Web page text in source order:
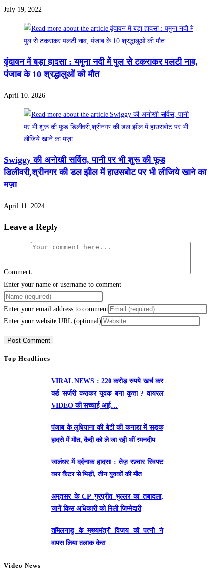
July 19, 2022
वृंदावन में बड़ा हादसा : यमुना नदी में पुल से टकराकर पलटी नाव,
पंजाब के 10 श्रद्धालुओं की मौत
April 10, 2026
Swiggy की अनोखी सर्विस, पानी पर भी शुरू की फूड
डिलीवरी,श्रीनगर की डल झील में हाउसबोट पर भी लीजिये खाने का
मज़ा
April 11, 2024
Leave a Reply
Comment
Enter your name or username to comment
Enter your email address to comment
Enter your website URL (optional)
Top Headlines
VIRAL NEWS : 220 करोड़ रुपये खर्च कर
कई सर्जरी कराकर युवक बना कुत्ता ? वायरल
VIDEO की सच्चाई आई…
पंजाब के लुधियाना की बेटी की कनाडा में सड़क
हादसे में माैत, कैदी को ले जा रही थीं रमनदीप
जालंधर में दर्दनाक हादसा : तेज़ रफ़्तार स्विफ्ट
कार कैंटर से भिड़ी, तीन युवकों की मौत
अमृतसर के CP गुरप्रीत भुल्लर का तबादला,
जानें किस अधिकारी को मिली जिम्मेदारी
तमिलनाडु के मुख्यमंत्री विजय की पत्नी ने
वापस लिया तलाक केस
Video News